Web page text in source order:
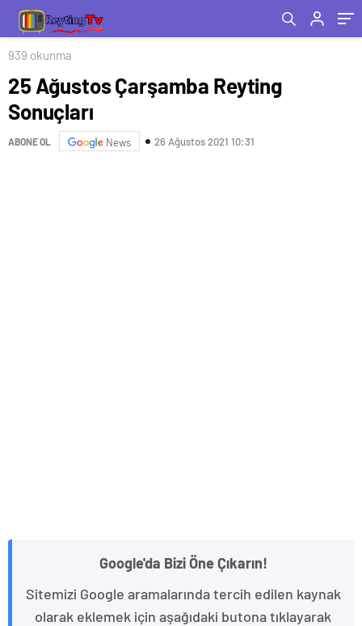
939 okunma
25 Ağustos Çarşamba Reyting
Sonuçları
ABONE OL News 26 Ağustos 2021 10:31
Google'da Bizi Öne Çıkarın!
Sitemizi Google aramalarında tercih edilen kaynak
olarak eklemek için aşağıdaki butona tıklayarak